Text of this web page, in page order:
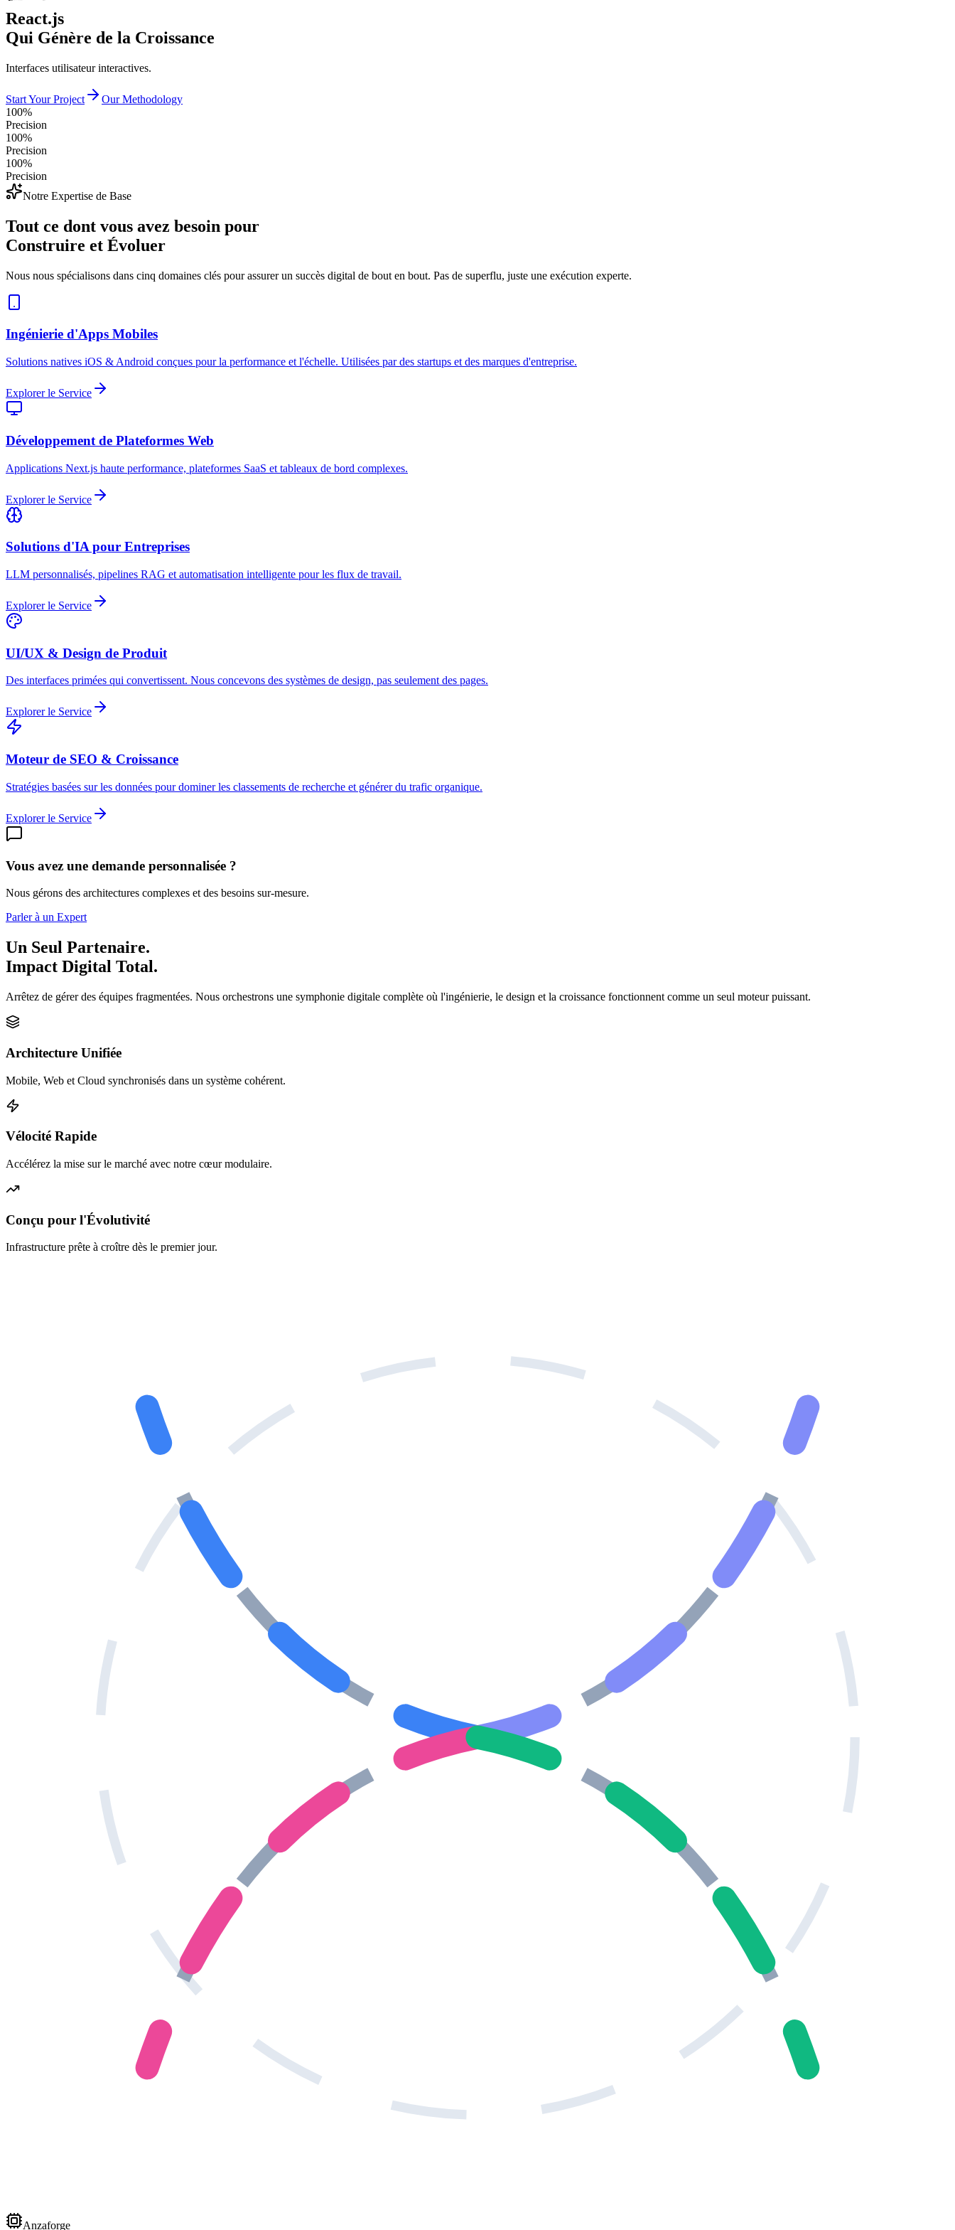
React.js
Qui Génère de la Croissance
Interfaces utilisateur interactives.
Start Your Project
Our Methodology
100%
Precision
100%
Precision
100%
Precision
Notre Expertise de Base
Tout ce dont vous avez besoin pour
Construire et Évoluer
Nous nous spécialisons dans cinq domaines clés pour assurer un succès digital de bout en bout. Pas de superflu, juste une exécution experte.
Ingénierie d'Apps Mobiles
Solutions natives iOS & Android conçues pour la performance et l'échelle. Utilisées par des startups et des marques d'entreprise.
Explorer le Service
Développement de Plateformes Web
Applications Next.js haute performance, plateformes SaaS et tableaux de bord complexes.
Explorer le Service
Solutions d'IA pour Entreprises
LLM personnalisés, pipelines RAG et automatisation intelligente pour les flux de travail.
Explorer le Service
UI/UX & Design de Produit
Des interfaces primées qui convertissent. Nous concevons des systèmes de design, pas seulement des pages.
Explorer le Service
Moteur de SEO & Croissance
Stratégies basées sur les données pour dominer les classements de recherche et générer du trafic organique.
Explorer le Service
Vous avez une demande personnalisée ?
Nous gérons des architectures complexes et des besoins sur-mesure.
Parler à un Expert
Un Seul Partenaire.
Impact Digital Total.
Arrêtez de gérer des équipes fragmentées. Nous orchestrons une symphonie digitale complète où l'ingénierie, le design et la croissance fonctionnent comme un seul moteur puissant.
Architecture Unifiée
Mobile, Web et Cloud synchronisés dans un système cohérent.
Vélocité Rapide
Accélérez la mise sur le marché avec notre cœur modulaire.
Conçu pour l'Évolutivité
Infrastructure prête à croître dès le premier jour.
Anzaforge